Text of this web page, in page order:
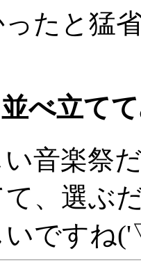
たと猛
べ立て
音楽祭
、選ぶ
いですね